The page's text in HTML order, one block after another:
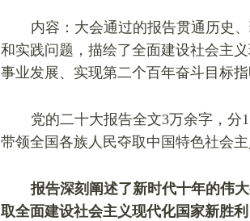
内容：大会通过的报告贯通历史
和实践问题，描绘了全面建设社会主
事业发展、实现第二个百年奋斗目标
党的二十大报告全文3万余字，
带领全国各族人民夺取中国特色社会
报告深刻阐述了新时代十年的伟
取全面建设社会主义现代化国家新胜利